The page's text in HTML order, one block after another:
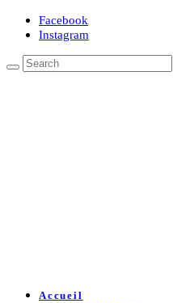
Facebook
Instagram
Accueil